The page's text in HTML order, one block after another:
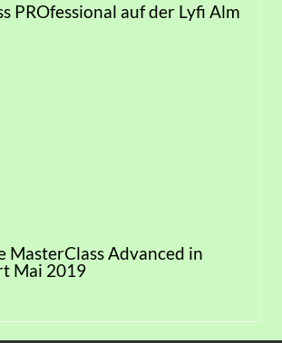
PROfessional auf der Lyfi Alm
MasterClass Advanced in
Mai 2019